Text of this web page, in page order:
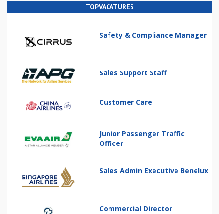
TOPVACATURES
Safety & Compliance Manager
Sales Support Staff
Customer Care
Junior Passenger Traffic
Officer
Sales Admin Executive Benelux
Commercial Director